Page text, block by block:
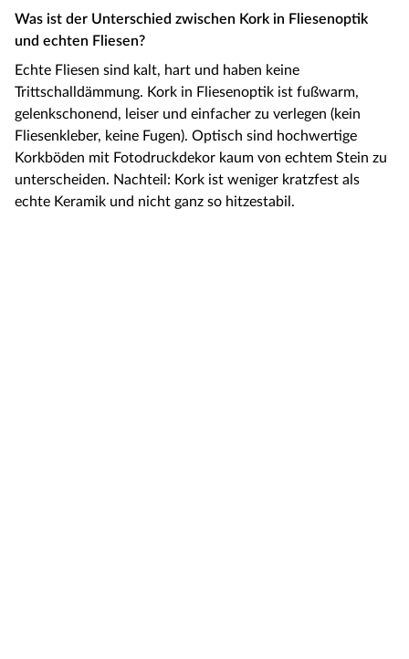
Was ist der Unterschied zwischen Kork in Fliesenoptik
und echten Fliesen?
Echte Fliesen sind kalt, hart und haben keine
Trittschalldämmung. Kork in Fliesenoptik ist fußwarm,
gelenkschonend, leiser und einfacher zu verlegen (kein
Fliesenkleber, keine Fugen). Optisch sind hochwertige
Korkböden mit Fotodruckdekor kaum von echtem Stein zu
unterscheiden. Nachteil: Kork ist weniger kratzfest als
echte Keramik und nicht ganz so hitzestabil.